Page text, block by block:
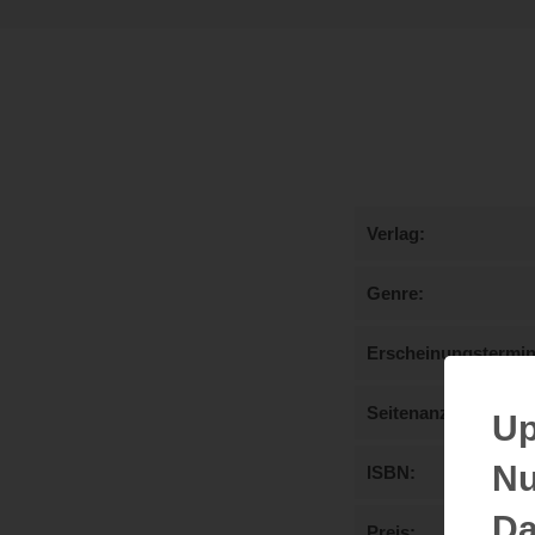
Verlag
Genre
Erscheinungstermin
Seitenanzahl
ISBN